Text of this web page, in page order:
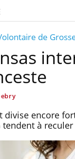
de
divise encore
tendent à